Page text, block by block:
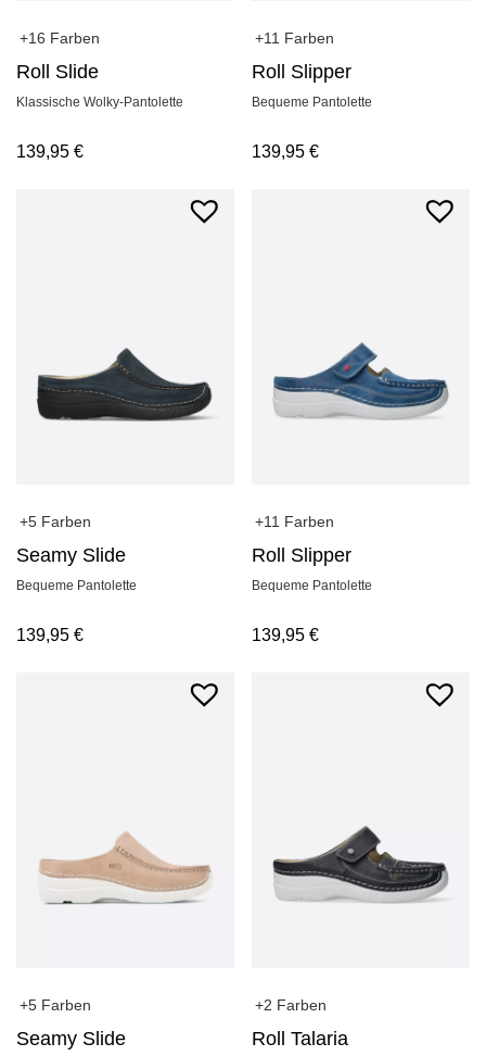
+16 Farben
Roll Slide
Klassische Wolky-Pantolette
139,95 €
+11 Farben
Roll Slipper
Bequeme Pantolette
139,95€
+5 Farben
Seamy Slide
Bequeme Pantolette
139,95 €
+11 Farben
Roll Slipper
Bequeme Pantolette
139,95€
+5 Farben
Seamy Slide
+2 Farben
Roll Talaria